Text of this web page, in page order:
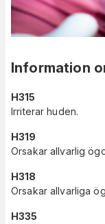
Information
H315
Irriterar huden.
H319
Orsakar allvarlig
H318
Orsakar allvarliga
H335